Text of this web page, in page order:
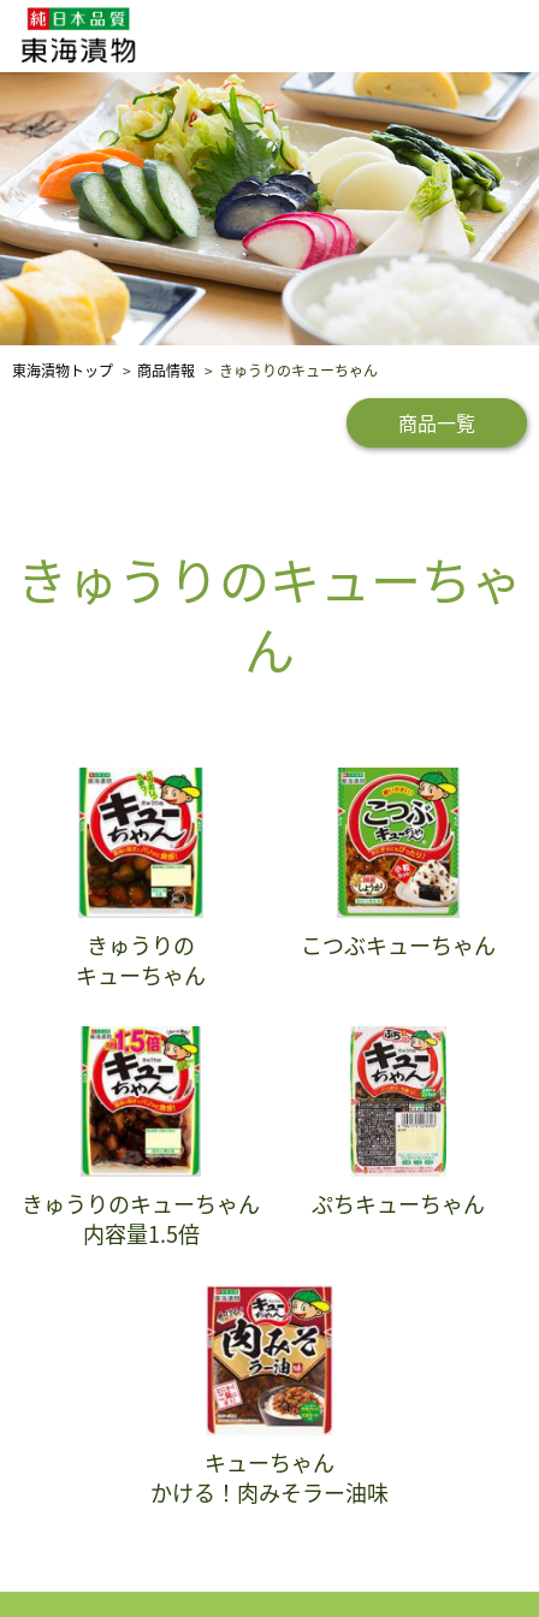
企業・採用情報 社会貢献 品質保証
東海漬物トップ 商品情報 きゅうりのキューちゃん
商品一覧
きゅうりのキューちゃ
ん
きゅうりの
キューちゃん
こつぶキューちゃん
きゅうりのキューちゃん
内容量1.5倍
ぷちキューちゃん
キューちゃん
かける！肉みそラー油味